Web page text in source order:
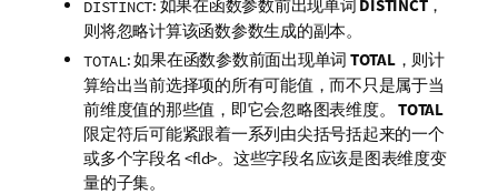
DISTINCT: 如果在函数参数前出现单词 DISTINCT，
则将忽略计算该函数参数生成的副本。
TOTAL: 如果在函数参数前面出现单词 TOTAL，则计
算给出当前选择项的所有可能值，而不只是属于当
前维度值的那些值，即它会忽略图表维度。 TOTAL
限定符后可能紧跟着一系列由尖括号括起来的一个
或多个字段名<fld>。这些字段名应该是图表维度变
量的子集。